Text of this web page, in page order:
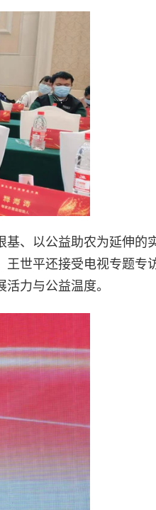
基、以公益助农为延伸的
世平还接受电视专题专访
力与公益温度。